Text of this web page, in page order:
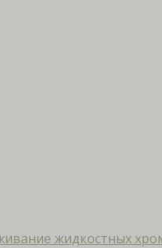
жидкостных